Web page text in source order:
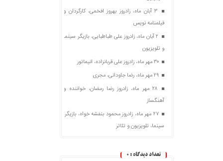
۳ آبان ماه، زادروز بهروز افخمی، کارگردان و
فیلمنامه نویس
۲ آبان ماه، زادروز علی طباطبایی، بازیگر سینما
و تلویزیون
۳۰ مهر ماه، زادروز علی قربانزاده، انیماتور
۲۹ مهر ماه، رضا جاودانی، مجری
۲۸ مهر ماه، زادروز رضا رمضان، خواننده و
آهنگساز
۲۷ مهر ماه، زادروز محمود بنفشه خواه، بازیگر،
سینما، تلویزیون و تئاتر
تعداد دیدگاه : 0